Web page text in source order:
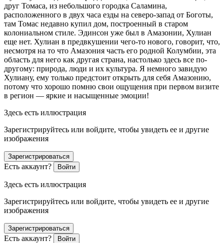
друг Томаса, из небольшого городка Саламина,
расположенного в двух часа езды на северо-запад от Боготы,
там Томас недавно купил дом, построенный в старом
колониальном стиле. Эдинсон уже был в Амазонии, Хулиан
еще нет. Хулиан в предвкушении чего-то нового, говорит, что,
несмотря на то что Амазония часть его родной Колумбии, эта
область для него как другая страна, настолько здесь все по-
другому: природа, люди и их культура. Я немного завидую
Хулиану, ему только предстоит открыть для себя Амазонию,
потому что хорошо помню свои ощущения при первом визите
в регион — яркие и насыщенные эмоции!
Здесь есть иллюстрация
Зарегистрируйтесь или войдите, чтобы увидеть ее и другие
изображения
Зарегистрироваться
Есть аккаунт? Войти
Здесь есть иллюстрация
Зарегистрируйтесь или войдите, чтобы увидеть ее и другие
изображения
Зарегистрироваться
Есть аккаунт? Войти